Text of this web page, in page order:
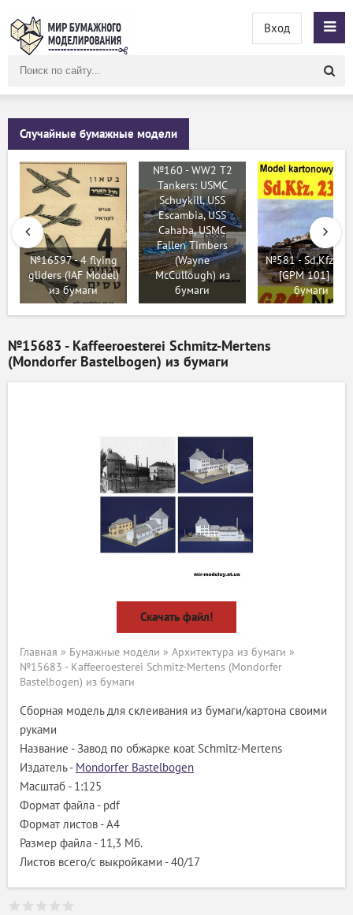
сайту
Вход
Случайные бумажные модели
№16597 - 4 flying
gliders (IAF Model)
из бумаги
№160 - WW2 T2
Tankers: USMC
Schuykill, USS
Escambia, USS
Cahaba, USMC
Fallen Timbers
(Wayne
McCullough) из
бумаги
№581 - Sd.Kfz.
[GPM 101] из
бумаги
№15683 - Kaffeeroesterei Schmitz-Mertens
(Mondorfer Bastelbogen) из бумаги
Скачать файл!
Главная » Бумажные модели » Архитектура из бумаги »
№15683 - Kaffeeroesterei Schmitz-Mertens (Mondorfer
Bastelbogen) из бумаги
Сборная модель для склеивания из бумаги/картона своими
руками
Название - Завод по обжарке коat Schmitz-Mertens
Издатель - Mondorfer Bastelbogen
Масштаб - 1:125
Формат файла - pdf
Формат листов - A4
Размер файла - 11,3 Мб.
Листов всего/с выкройками - 40/17